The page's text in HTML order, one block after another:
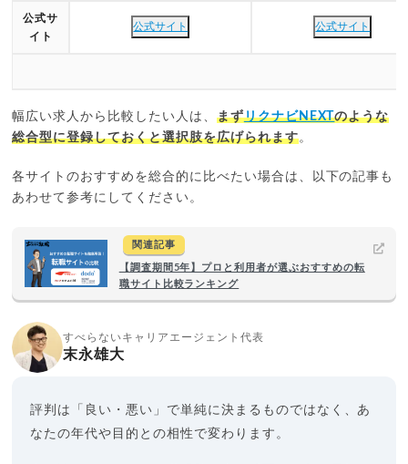
公式サ
イト
公式サイト 公式サイト
幅広い求人から比較したい人は、 まずリクナビNEXTのような
総合型に登録しておくと選択肢を広げられます。
各サイトのおすすめを総合的に比べたい場合は、以下の記事も
あわせて参考にしてください。
関連記事
【調査期間5年】プロと利用者が選ぶおすすめの転
職サイト比較ランキング
すべらないキャリアエージェント代表
末永雄大
評判は「良い・悪い」で単純に決まるものではなく、あ
なたの年代や目的との相性で変わります。